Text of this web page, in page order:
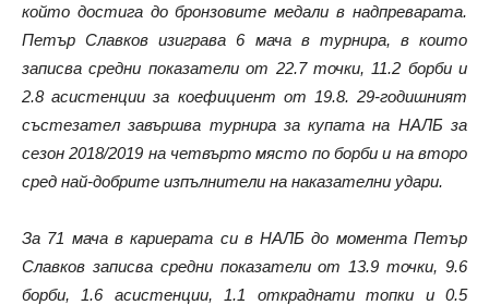
който достига до бронзовите медали в надпреварата.
Петър Славков изиграва 6 мача в турнира, в които
записва средни показатели от 22.7 точки, 11.2 борби и
2.8 асистенции за коефициент от 19.8. 29-годишният
състезател завършва турнира за купата на НАЛБ за
сезон 2018/2019 на четвърто място по борби и на второ
сред най-добрите изпълнители на наказателни удари.
За 71 мача в кариерата си в НАЛБ до момента Петър
Славков записва средни показатели от 13.9 точки, 9.6
борби, 1.6 асистенции, 1.1 откраднати топки и 0.5